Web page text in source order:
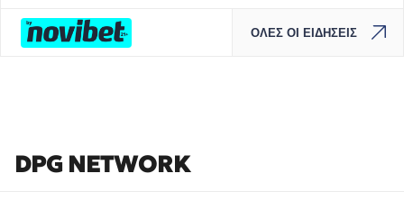
ΟΛΕΣ ΟΙ ΕΙΔΗΣΕΙΣ
DPG NETWORK